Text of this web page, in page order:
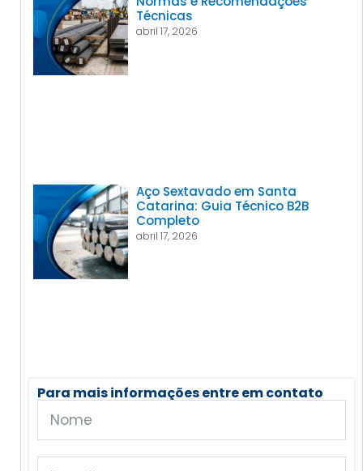
Técnicas
abril 17, 2026
Aço Sextavado em Santa
Catarina: Guia Técnico B2B
Completo
abril 17, 2026
Para mais informações entre em contato